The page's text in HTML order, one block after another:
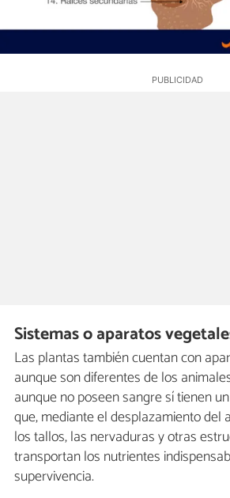
Sistemas o aparatos
Las plantas también cuentan con
aunque son diferentes de los
aunque no poseen sangre sí tienen un
que, mediante el desplazamiento del
los tallos, las nervaduras y otras
transportan los nutrientes
supervivencia.